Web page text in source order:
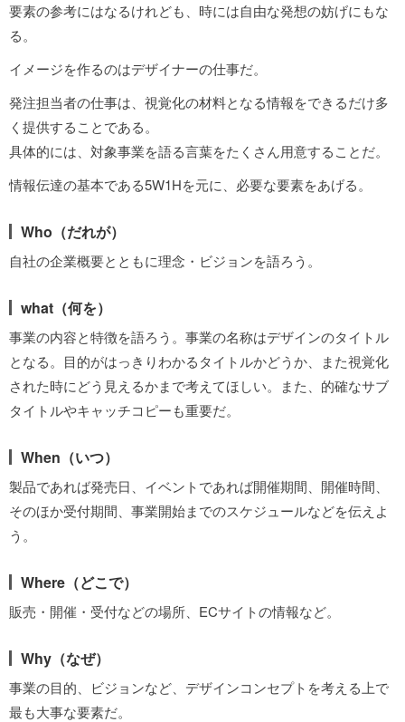
要素の参考にはなるけれども、時には自由な発想の妨げにもな
る。
イメージを作るのはデザイナーの仕事だ。
発注担当者の仕事は、視覚化の材料となる情報をできるだけ多
く提供することである。
具体的には、対象事業を語る言葉をたくさん用意することだ。
情報伝達の基本である5W1Hを元に、必要な要素をあげる。
Who（だれが）
自社の企業概要とともに理念・ビジョンを語ろう。
what（何を）
事業の内容と特徴を語ろう。事業の名称はデザインのタイトル
となる。目的がはっきりわかるタイトルかどうか、また視覚化
された時にどう見えるかまで考えてほしい。また、的確なサブ
タイトルやキャッチコピーも重要だ。
When（いつ）
製品であれば発売日、イベントであれば開催期間、開催時間、
そのほか受付期間、事業開始までのスケジュールなどを伝えよ
う。
Where（どこで）
販売・開催・受付などの場所、ECサイトの情報など。
Why（なぜ）
事業の目的、ビジョンなど、デザインコンセプトを考える上で
最も大事な要素だ。